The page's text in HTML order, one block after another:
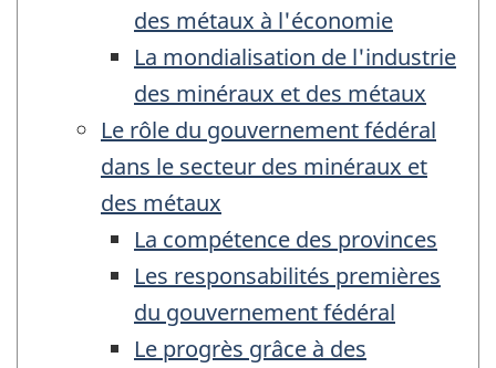
des métaux à l'économie
La mondialisation de l'industrie
des minéraux et des métaux
Le rôle du gouvernement fédéral
dans le secteur des minéraux et
des métaux
La compétence des provinces
Les responsabilités premières
du gouvernement fédéral
Le progrès grâce à des